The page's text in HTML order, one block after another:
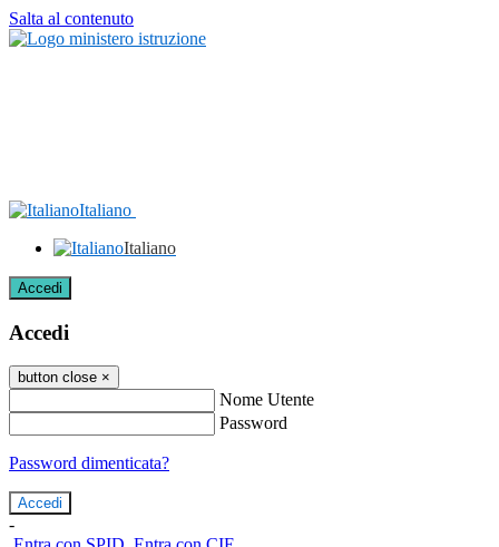
Salta al contenuto
Italiano
Italiano
Accedi
Accedi
button close ×
Nome Utente
Password
Password dimenticata?
-